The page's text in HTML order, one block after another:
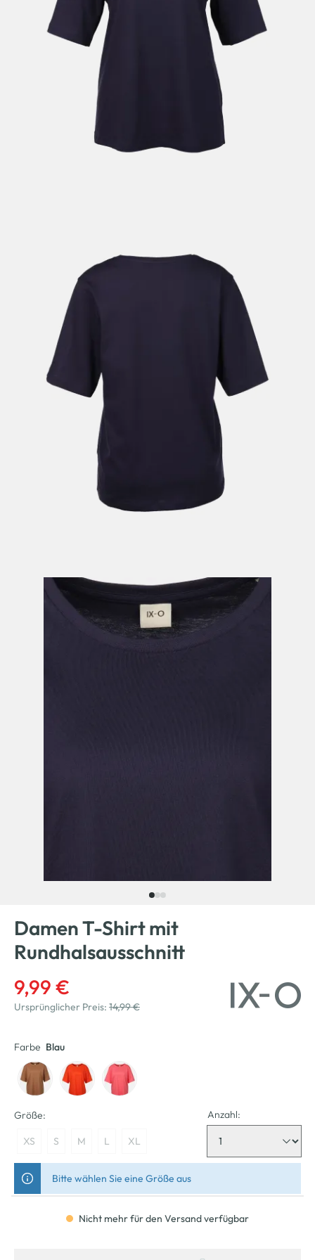
Damen T-Shirt mit
Rundhalsausschnitt
9,99 €
Ursprünglicher Preis: 14,99 €
Farbe Blau
Größe:
XS S M L XL
Anzahl:
Bitte wählen Sie eine Größe aus
Nicht mehr für den Versand verfügbar